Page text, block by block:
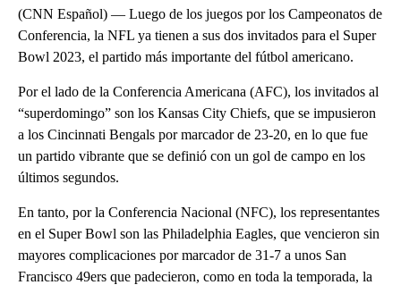
(CNN Español) — Luego de los juegos por los Campeonatos de
Conferencia, la NFL ya tienen a sus dos invitados para el Super
Bowl 2023, el partido más importante del fútbol americano.
Por el lado de la Conferencia Americana (AFC), los invitados al
“superdomingo” son los Kansas City Chiefs, que se impusieron
a los Cincinnati Bengals por marcador de 23-20, en lo que fue
un partido vibrante que se definió con un gol de campo en los
últimos segundos.
En tanto, por la Conferencia Nacional (NFC), los representantes
en el Super Bowl son las Philadelphia Eagles, que vencieron sin
mayores complicaciones por marcador de 31-7 a unos San
Francisco 49ers que padecieron, como en toda la temporada, la